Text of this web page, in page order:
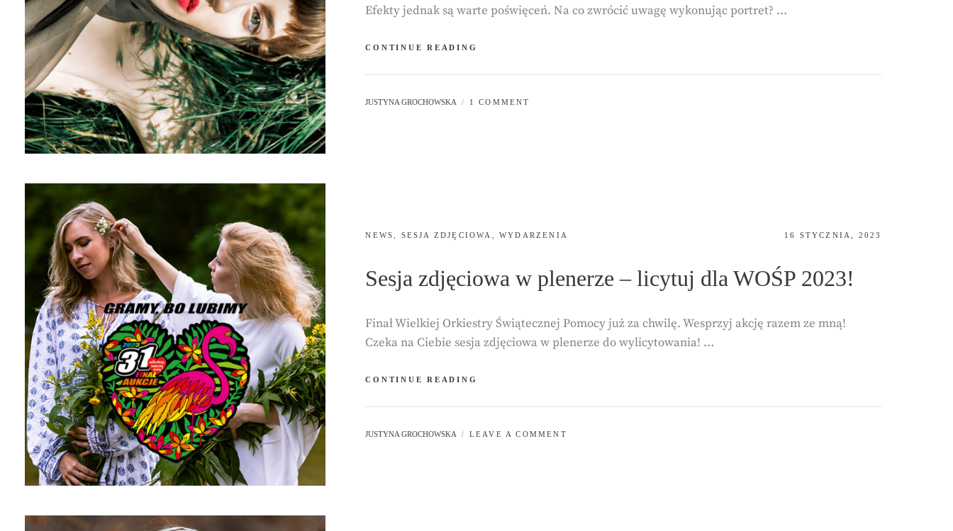
Efekty jednak są warte poświęceń. Na co zwrócić uwagę wykonując portret? …
CONTINUE READING
–
WARTO
BY
JUSTYNA GROCHOWSKA 1 COMMENT
CATEGORIES:
NEWS SESJA ZDJĘCIOWA ,WYDARZENIA
POSTED
16 STYCZNIA, 2023
Sesja zdjęciowa w plenerze – licytuj dla WOŚP 2023!
Finał Wielkiej Orkiestry Świątecznej Pomocy już za chwilę. Wesprzyj akcję razem ze mną!
Czeka na Ciebie sesja zdjęciowa w plenerze do wylicytowania! …
CONTINUE READING
W
–
BY
JUSTYNA GROCHOWSKA LEAVE A COMMENT